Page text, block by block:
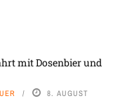
mit Dosenbier und
8. AUGUST